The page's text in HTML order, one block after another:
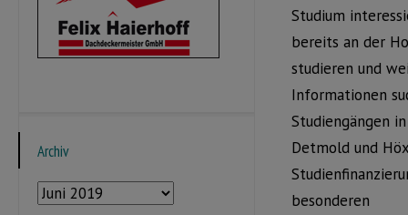
Studium
bereits an der
studieren und
Informationen
Studiengängen
Detmold und
besonderen
Archiv
Archiv